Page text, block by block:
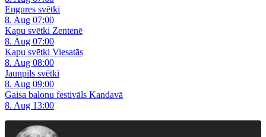
Engures svētki
8. Aug 07:00
Kapu svētki Zentenē
8. Aug 07:00
Kapu svētki Viesatās
8. Aug 08:00
Jaunpils svētki
8. Aug 09:00
Gaisa balonu festivāls Kandavā
8. Aug 13:00